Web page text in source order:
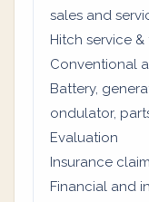
sales and
Hitch service
Conventional
Battery,
ondulator,
Evaluation
Insurance
Financial and